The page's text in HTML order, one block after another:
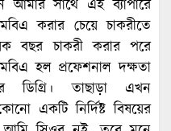
আমার সাথে এই ব্যাপারে
করার চেয়ে চাকরীতে
বছর চাকরী করার পরে
হল প্রফেশনাল দক্ষতা
ডিগ্রি। তাছাড়া এখন
একটি নির্দিষ্ট বিষয়ের